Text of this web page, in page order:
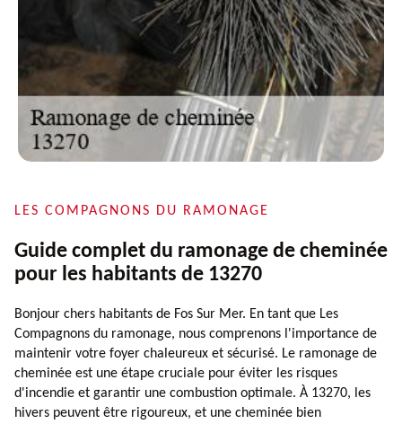
LES COMPAGNONS DU RAMONAGE
Guide complet du ramonage de cheminée
pour les habitants de 13270
Bonjour chers habitants de Fos Sur Mer. En tant que Les
Compagnons du ramonage, nous comprenons l'importance de
maintenir votre foyer chaleureux et sécurisé. Le ramonage de
cheminée est une étape cruciale pour éviter les risques
d'incendie et garantir une combustion optimale. À 13270, les
hivers peuvent être rigoureux, et une cheminée bien